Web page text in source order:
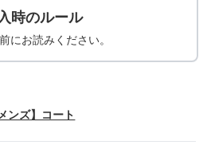
時のルール
にお読みください。
メンズ】コート